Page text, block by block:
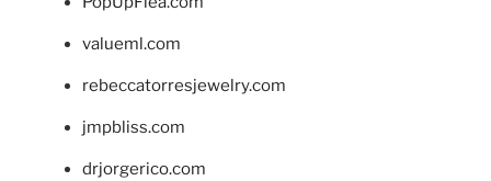
valueml.com
rebeccatorresjewelry.com
jmpbliss.com
drjorgerico.com